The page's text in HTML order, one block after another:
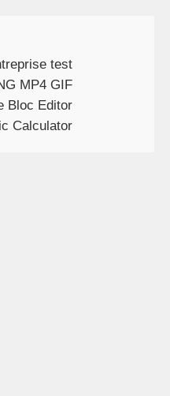
test
MP4 GIF
Bloc Editor
Calculator